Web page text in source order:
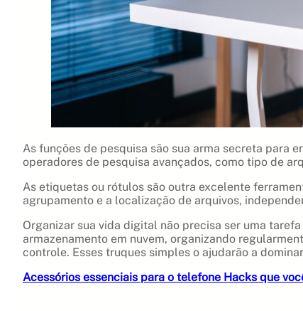
As funções de pesquisa são sua arma secreta para
operadores de pesquisa avançados, como tipo de
As etiquetas ou rótulos são outra excelente
agrupamento e a localização de arquivos,
Organizar sua vida digital não precisa ser uma
armazenamento em nuvem, organizando
controle. Esses truques simples o ajudarão a
Acessórios essenciais para o telefone Hacks que